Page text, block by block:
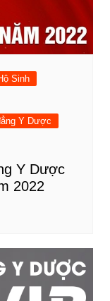
Sinh
Y Dược
Y Dược
2022